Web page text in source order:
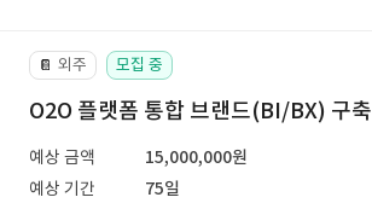
📔 외주 모집 중
O2O 플랫폼 통합 브랜드(BI/BX) 구축
예상 금액
15,000,000원
예상 기간
75일